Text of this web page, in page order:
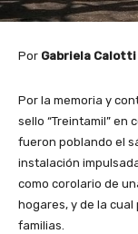
Por Gabriela Calotti
Por la memoria y
sello “Treintamil” en
fueron poblando el
instalación
como corolario de
hogares, y de la
familias.